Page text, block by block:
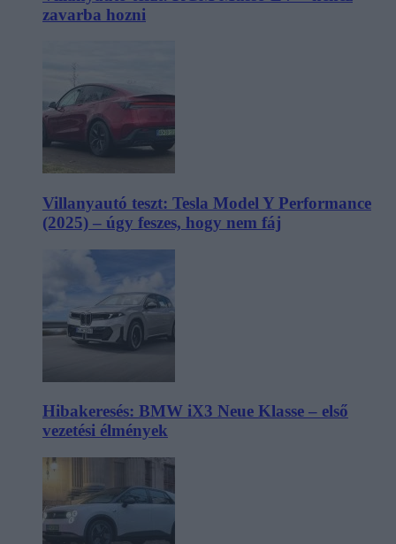
zavarba hozni
Villanyautó teszt: Tesla Model Y Performance
(2025) – úgy feszes, hogy nem fáj
Hibakeresés: BMW iX3 Neue Klasse – első
vezetési élmények